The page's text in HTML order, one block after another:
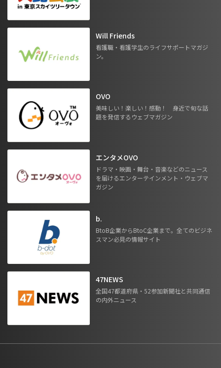
Will Friends
看護職・看護学生のライフサポートマガジ
ン。
OVO
美味しい！楽しい！感動！ 身近で旬な話
題を発信するウェブマガジン
エンタメOVO
ドラマ・映画・舞台・音楽などのニュース
を届けるエンターテインメント・ウェブマ
ガジン
b.
BtoB企業からBtoC企業まで。全てのビジネ
スマン必見の情報サイト
47NEWS
全国47都道府県・52参加新聞社と共同通信
の内外ニュース